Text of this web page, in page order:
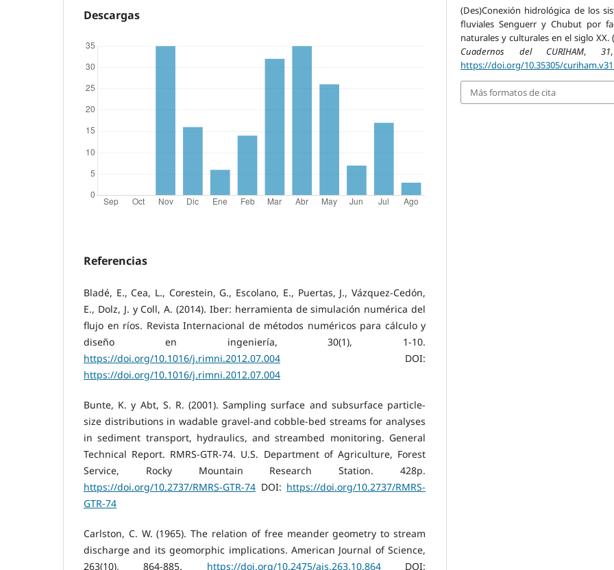
Descargas
Referencias
Bladé, E., Cea, L., Corestein, G., Escolano, E., Puertas, J., Vázquez-Cedón,
E., Dolz, J. y Coll, A. (2014). Iber: herramienta de simulación numérica del
flujo en ríos. Revista Internacional de métodos numéricos para cálculo y
diseño en ingeniería, 30(1), 1-10.
https://doi.org/10.1016/j.rimni.2012.07.004 DOI:
https://doi.org/10.1016/j.rimni.2012.07.004
Bunte, K. y Abt, S. R. (2001). Sampling surface and subsurface particle-
size distributions in wadable gravel-and cobble-bed streams for analyses
in sediment transport, hydraulics, and streambed monitoring. General
Technical Report. RMRS-GTR-74. U.S. Department of Agriculture, Forest
Service, Rocky Mountain Research Station. 428p.
https://doi.org/10.2737/RMRS-GTR-74 DOI: https://doi.org/10.2737/RMRS-
GTR-74
Carlston, C. W. (1965). The relation of free meander geometry to stream
discharge and its geomorphic implications. American Journal of Science,
263(10), 864-885. https://doi.org/10.2475/ajs.263.10.864DOI:
(Des)Conexión hidrológica de los
fluviales Senguerr y Chubut por
naturales y culturales en el siglo XX.
Cuadernos del CURIHAM, 31
https://doi.org/10.35305/
Más formatos de cita